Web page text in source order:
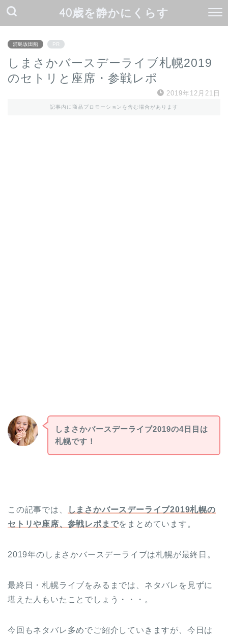
40歳を静かにくらす
浦島坂田船 PR
しまさかバースデーライブ札幌2019
のセトリと座席・参戦レポ
2019年12月21日
記事内に商品プロモーションを含む場合があります
しまさかバースデーライブ2019の4日目は
札幌です！
この記事では、
しまさかバースデーライブ2019札幌の
セトリや座席、参戦レポまでをまとめています。
2019年のしまさかバースデーライブは札幌が最終日。
最終日・札幌ライブをみるまでは、ネタバレを見ずに
堪えた人もいたことでしょう・・・。
今回もネタバレ多めでご紹介していきますが、今日は